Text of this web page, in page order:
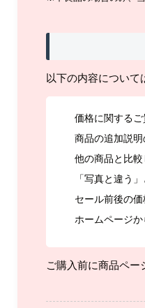
以下の内容について
価格に関するご
商品の追加説
他の商品と比
「写真と違う
セール前後の
ホームページ
ご購入前に商品ペー